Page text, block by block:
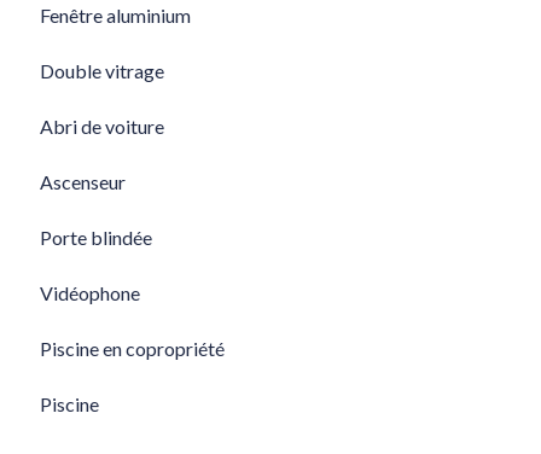
Fenêtre aluminium
Double vitrage
Abri de voiture
Ascenseur
Porte blindée
Vidéophone
Piscine en copropriété
Piscine